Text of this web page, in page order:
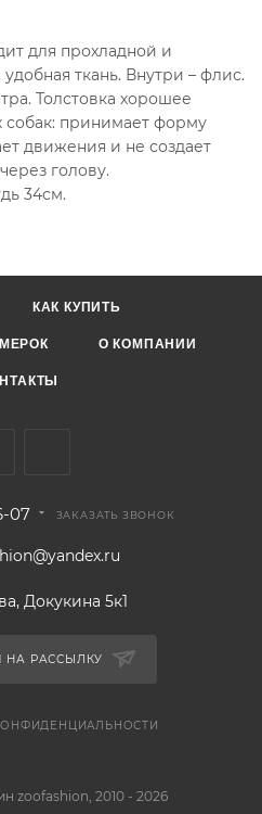
для прохладной и
ткань. Внутри – флис.
Толстовка хорошее
принимает форму
движения и не создает
голову.
34см.
КАК КУПИТЬ
О КОМПАНИИ
07 ЗАКАЗАТЬ ЗВОНОК
Докукина 5к1
НА РАССЫЛКУ
zoofashion, 2010 - 2026